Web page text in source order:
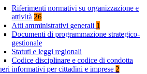
Riferimenti normativi su organizzazione e
attività 26
Atti amministrativi generali 1
Documenti di programmazione strategico-
gestionale
Statuti e leggi regionali
Codice disciplinare e codice di condotta
informativi per cittadini e imprese 2